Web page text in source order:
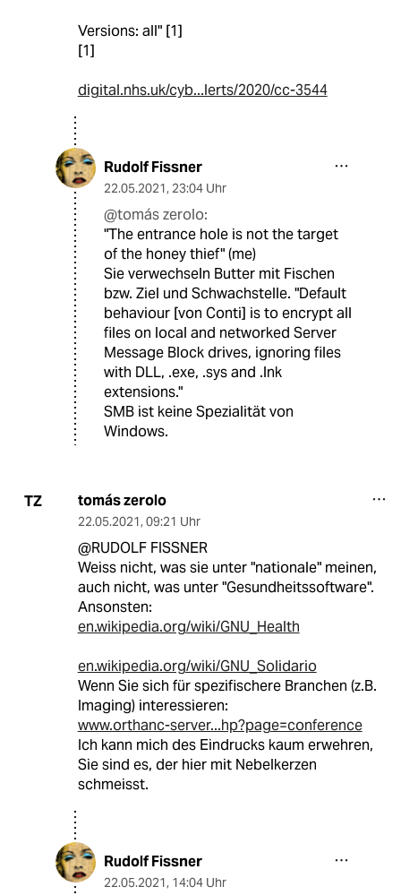
Versions: all" [1]
[1]
digital.nhs.uk/cyb...lerts/2020/cc-3544
Rudolf Fissner
22.05.2021, 23:04 Uhr
@tomás zerolo:
"The entrance hole is not the target
of the honey thief" (me)
Sie verwechseln Butter mit Fischen
bzw. Ziel und Schwachstelle. "Default
behaviour [von Conti] is to encrypt all
files on local and networked Server
Message Block drives, ignoring files
with DLL, .exe, .sys and .lnk
extensions."
SMB ist keine Spezialität von
Windows.
TZ tomás zerolo
22.05.2021, 09:21 Uhr
@RUDOLF FISSNER
Weiss nicht, was sie unter "nationale" meinen,
auch nicht, was unter "Gesundheitssoftware".
Ansonsten:
en.wikipedia.org/wiki/GNU_Health
en.wikipedia.org/wiki/GNU_Solidario
Wenn Sie sich für spezifischere Branchen (z.B.
Imaging) interessieren:
www.orthanc-server...hp?page=conference
Ich kann mich des Eindrucks kaum erwehren,
Sie sind es, der hier mit Nebelkerzen
schmeisst.
Rudolf Fissner
22.05.2021, 14:04 Uhr